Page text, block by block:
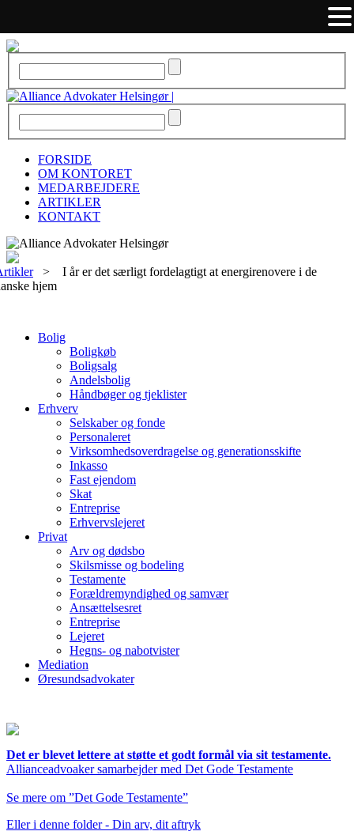
FORSIDE
OM KONTORET
MEDARBEJDERE
ARTIKLER
KONTAKT
> I år er det særligt fordelagtigt at energirenovere i de
hjem
Bolig
Boligkøb
Boligsalg
Andelsbolig
Håndbøger og tjeklister
Erhverv
Selskaber og fonde
Personaleret
Virksomhedsoverdragelse og generationsskifte
Inkasso
Fast ejendom
Skat
Entreprise
Erhvervslejeret
Privat
Arv og dødsbo
Skilsmisse og bodeling
Testamente
Forældremyndighed og samvær
Ansættelsesret
Entreprise
Lejeret
Hegns- og nabotvister
Mediation
Øresundsadvokater
Det er blevet lettere at støtte et godt formål via sit testamente.
Allianceadvoaker samarbejder med Det Gode Testamente
Se mere om ”Det Gode Testamente”
Eller i denne folder - Din arv, dit aftryk